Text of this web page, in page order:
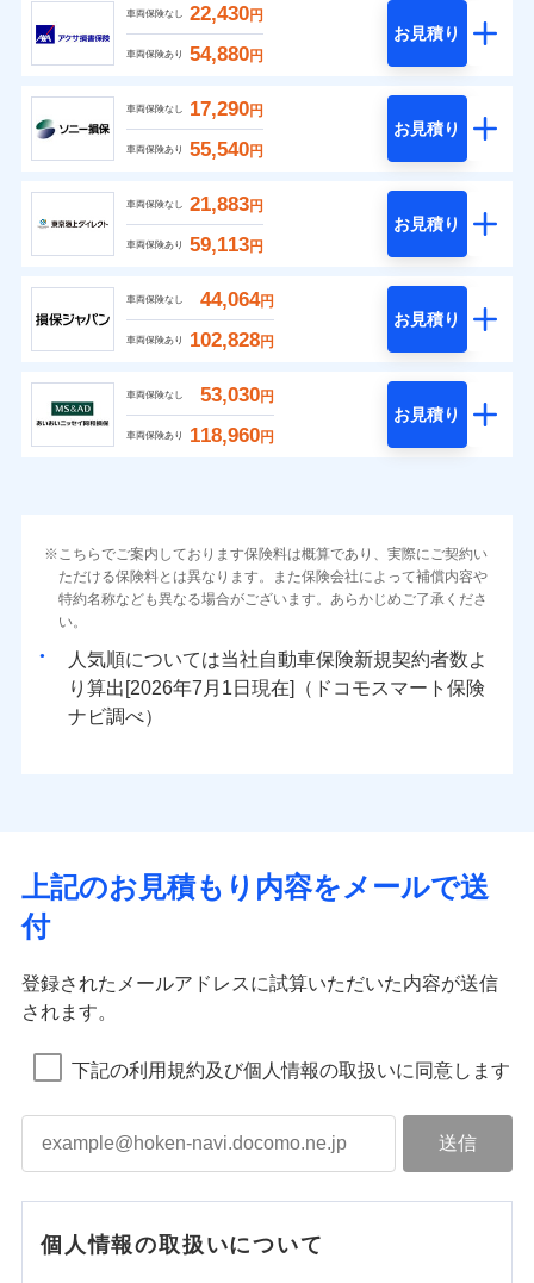
車両保険なし 22,430円
車両保険あり 54,880円
お見積り
車両保険なし 17,290円
車両保険あり 55,540円
お見積り
車両保険なし 21,883円
車両保険あり 59,113円
お見積り
車両保険なし 44,064円
車両保険あり 102,828円
お見積り
車両保険なし 53,030円
車両保険あり 118,960円
お見積り
こちらでご案内しております保険料は概算であり、実際にご契約い
ただける保険料とは異なります。また保険会社によって補償内容や
特約名称なども異なる場合がございます。あらかじめご了承くださ
い。
人気順については当社
新規契約者数よ
り算出[
年 月
日現在]（ドコモスマート保険
ナビ調べ）
上記のお見積もり内容をメールで送
付
登録されたメールアドレスに試算いただいた内容が送信
されます。
下記の利用規約及び個人情報の取扱いに同意します
個人情報の取扱いについて